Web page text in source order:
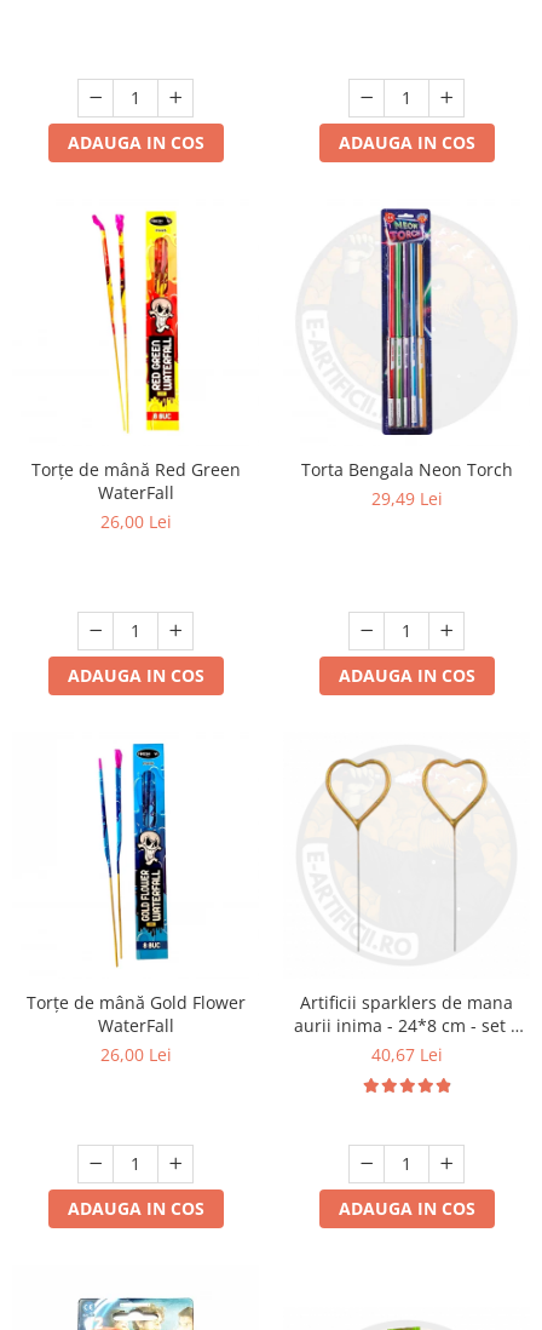
ADAUGA IN COS ADAUGA IN COS
Torțe de mână Red Green
WaterFall
26,00 Lei
ADAUGA IN COS
Torta Bengala Neon Torch
29,49 Lei
ADAUGA IN COS
Torțe de mână Gold Flower
WaterFall
26,00 Lei
ADAUGA IN COS
Artificii sparklers de mana
aurii inima - 24*8 cm - set 5
buc
40,67 Lei
ADAUGA IN COS